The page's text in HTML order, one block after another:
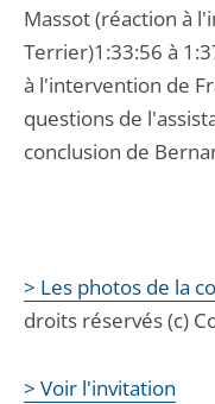
Massot (réaction à
Terrier)1:33:56 à
à l'intervention de
questions de
conclusion de
> Les photos de la
droits réservés (c)
> Voir l'invitation